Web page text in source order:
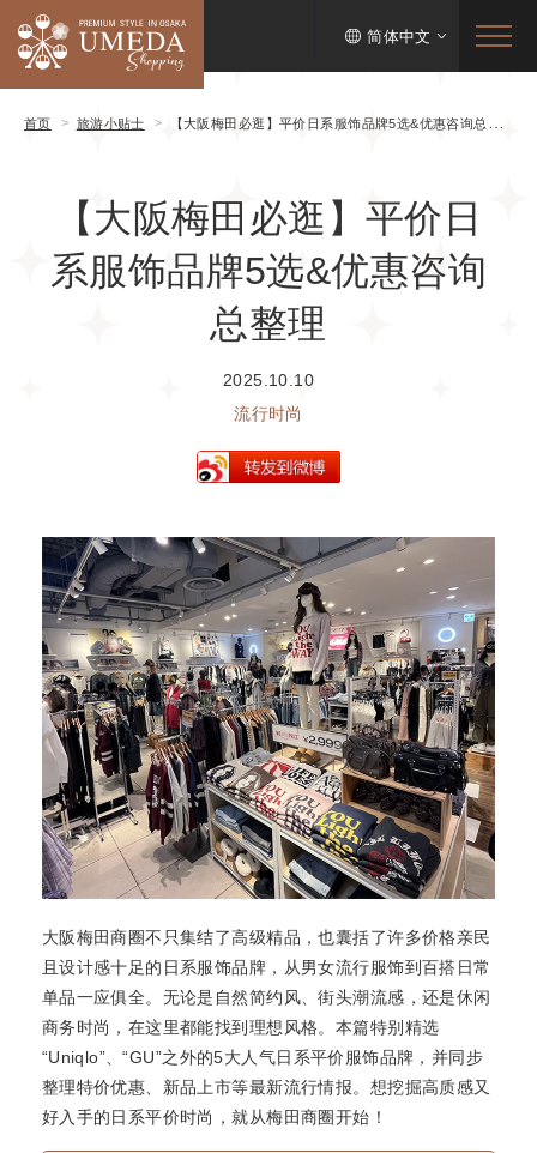
简体中文
首页 旅游小贴士 【大阪梅田必逛】平价日系服饰品牌5选&优惠咨询总整理
【大阪梅田必逛】平价日
系服饰品牌5选&优惠咨询
总整理
2025.10.10
流行时尚
大阪梅田商圈不只集结了高级精品，也囊括了许多价格亲民
且设计感十足的日系服饰品牌，从男女流行服饰到百搭日常
单品一应俱全。无论是自然简约风、街头潮流感，还是休闲
商务时尚，在这里都能找到理想风格。本篇特别精选
“Uniqlo”、“GU”之外的5大人气日系平价服饰品牌，并同步
整理特价优惠、新品上市等最新流行情报。想挖掘高质感又
好入手的日系平价时尚，就从梅田商圈开始！